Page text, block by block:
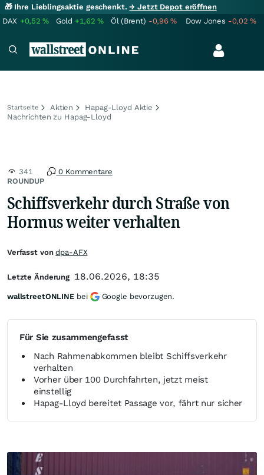
🎁 Ihre Lieblingsaktie geschenkt.→ Jetzt Depot eröffnen
DAX +0,52% Gold +1,62% Öl (Brent) -0,96% Dow Jones -0,02%
Startseite Aktien
Hapag-Lloyd Aktie
Nachrichten zu Hapag-Lloyd
ROUNDUP
341 0 Kommentare
Schiffsverkehr durch Straße von
Hormus weiter verhalten
Für Sie zusammengefasst
Nach Rahmenabkommen bleibt Schiffsverkehr
verhalten
Vorher über 100 Durchfahrten, jetzt meist
einstellig
Hapag-Lloyd bereitet Passage vor, fährt nur sicher
Verfasst vondpa-AFX
Letzte Änderung 18.06.2026, 18:35
wallstreetONLINE bei Google bevorzugen.